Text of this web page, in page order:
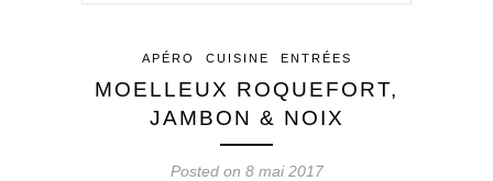
APÉRO CUISINE ENTRÉES
MOELLEUX ROQUEFORT,
JAMBON & NOIX
Posted on 8 mai 2017